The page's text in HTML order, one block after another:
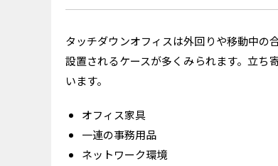
タッチダウンオフィスは外回りや移動中の
設置されるケースが多くみられます。立ち
います。
オフィス家具
一連の事務用品
ネットワーク環境